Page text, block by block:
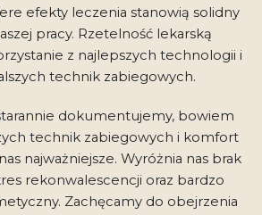
efekty leczenia stanowią solidny
pracy. Rzetelność lekarską
z najlepszych technologii i
technik zabiegowych.
dokumentujemy, bowiem
technik zabiegowych i komfort
najważniejsze. Wyróżnia nas brak
rekonwalescencji oraz bardzo
Zachęcamy do obejrzenia